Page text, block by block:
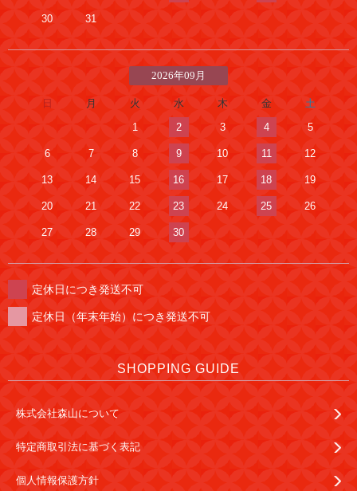
30 31
2026年09月
日 月 火 水 木 金
土
1
2 3 4 5
6 7 8 9 10 11 12
13 14 15 16 17 18 19
20 21 22 23 24 25 26
27 28 29 30
定休日につき発送不可
定休日（年末年始）につき発送不可
SHOPPING GUIDE
株式会社森山について
特定商取引法に基づく表記
個人情報保護方針